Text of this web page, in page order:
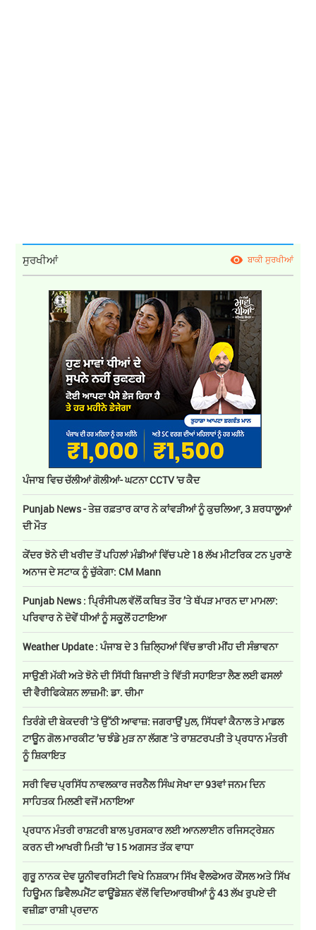
ਸੁਰਖੀਆਂ ਬਾਕੀ ਸੁਰਖੀਆਂ
ਪੰਜਾਬ ਵਿਚ ਚੱਲੀਆਂ ਗੋਲੀਆਂ- ਘਟਨਾ CCTV 'ਚ ਕੈਦ
Punjab News - ਤੇਜ਼ ਰਫ਼ਤਾਰ ਕਾਰ ਨੇ ਕਾਂਵੜੀਆਂ ਨੂੰ ਕੁਚਲਿਆ, 3 ਸ਼ਰਧਾਲੂਆਂ
ਦੀ ਮੌਤ
ਕੇਂਦਰ ਝੋਨੇ ਦੀ ਖਰੀਦ ਤੋਂ ਪਹਿਲਾਂ ਮੰਡੀਆਂ ਵਿੱਚ ਪਏ 18 ਲੱਖ ਮੀਟਰਿਕ ਟਨ ਪੁਰਾਣੇ
ਅਨਾਜ ਦੇ ਸਟਾਕ ਨੂੰ ਚੁੱਕੇਗਾ: CM Mann
Punjab News : ਪ੍ਰਿੰਸੀਪਲ ਵੱਲੋਂ ਕਥਿਤ ਤੌਰ ’ਤੇ ਥੱਪੜ ਮਾਰਨ ਦਾ ਮਾਮਲਾ:
ਪਰਿਵਾਰ ਨੇ ਦੋਵੇਂ ਧੀਆਂ ਨੂੰ ਸਕੂਲੋਂ ਹਟਾਇਆ
Weather Update : ਪੰਜਾਬ ਦੇ 3 ਜ਼ਿਲ੍ਹਿਆਂ ਵਿੱਚ ਭਾਰੀ ਮੀਂਹ ਦੀ ਸੰਭਾਵਨਾ
ਸਾਉਣੀ ਮੱਕੀ ਅਤੇ ਝੋਨੇ ਦੀ ਸਿੱਧੀ ਬਿਜਾਈ ਤੇ ਵਿੱਤੀ ਸਹਾਇਤਾ ਲੈਣ ਲਈ ਫਸਲਾਂ
ਦੀ ਵੈਰੀਫਿਕੇਸ਼ਨ ਲਾਜ਼ਮੀ: ਡਾ. ਚੀਮਾ
ਤਿਰੰਗੇ ਦੀ ਬੇਕਦਰੀ ’ਤੇ ਉੱਠੀ ਆਵਾਜ਼: ਜਗਰਾਉਂ ਪੁਲ, ਸਿੱਧਵਾਂ ਕੈਨਾਲ ਤੇ ਮਾਡਲ
ਟਾਊਨ ਗੋਲ ਮਾਰਕੀਟ ’ਚ ਝੰਡੇ ਮੁੜ ਨਾ ਲੱਗਣ ’ਤੇ ਰਾਸ਼ਟਰਪਤੀ ਤੇ ਪ੍ਰਧਾਨ ਮੰਤਰੀ
ਨੂੰ ਸ਼ਿਕਾਇਤ
ਸਰੀ ਵਿਚ ਪ੍ਰਸਿੱਧ ਨਾਵਲਕਾਰ ਜਰਨੈਲ ਸਿੰਘ ਸੇਖਾ ਦਾ 93ਵਾਂ ਜਨਮ ਦਿਨ
ਸਾਹਿਤਕ ਮਿਲਣੀ ਵਜੋਂ ਮਨਾਇਆ
ਪ੍ਰਧਾਨ ਮੰਤਰੀ ਰਾਸ਼ਟਰੀ ਬਾਲ ਪੁਰਸਕਾਰ ਲਈ ਆਨਲਾਈਨ ਰਜਿਸਟ੍ਰੇਸ਼ਨ
ਕਰਨ ਦੀ ਆਖਰੀ ਮਿਤੀ ’ਚ 15 ਅਗਸਤ ਤੱਕ ਵਾਧਾ
ਗੁਰੂ ਨਾਨਕ ਦੇਵ ਯੂਨੀਵਰਸਿਟੀ ਵਿਖੇ ਨਿਸ਼ਕਾਮ ਸਿੱਖ ਵੈਲਫੇਅਰ ਕੌਂਸਲ ਅਤੇ ਸਿੱਖ
ਹਿਊਮਨ ਡਿਵੈਲਪਮੈਂਟ ਫਾਊਂਡੇਸ਼ਨ ਵੱਲੋਂ ਵਿਦਿਆਰਥੀਆਂ ਨੂੰ 43 ਲੱਖ ਰੁਪਏ ਦੀ
ਵਜ਼ੀਫ਼ਾ ਰਾਸ਼ੀ ਪ੍ਰਦਾਨ